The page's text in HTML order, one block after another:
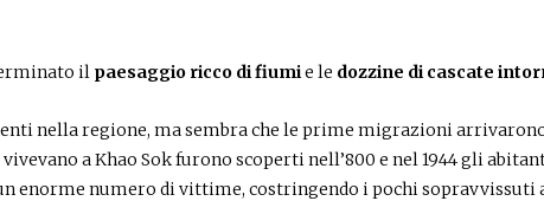
il paesaggio ricco di fiumie le dozzine di cascate
nella regione, ma sembra che le prime migrazioni arrivarono
a Khao Sok furono scoperti nell’800 e nel 1944 gli
enorme numero di vittime, costringendo i pochi sopravvissuti